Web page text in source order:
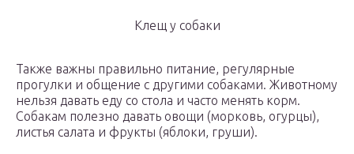
Клещ у собаки
Также важны правильно питание, регулярные
прогулки и общение с другими собаками. Животному
нельзя давать еду со стола и часто менять корм.
Собакам полезно давать овощи (морковь, огурцы),
листья салата и фрукты (яблоки, груши).